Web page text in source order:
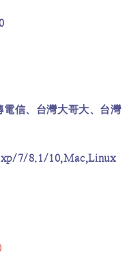
信、台灣大哥大、台灣
7/8.1/10,Mac,Linux